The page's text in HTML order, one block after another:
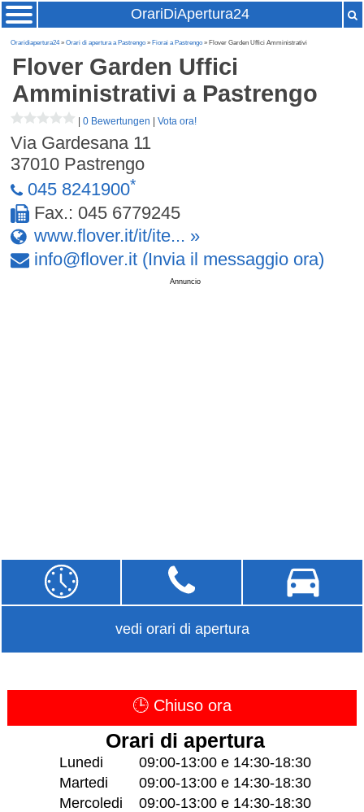
OrariDiApertura24
Oraridiapertura24»Orari di apertura a Pastrengo » Fiorai a Pastrengo » Flover Garden Uffici Amministrativi
Flover Garden Uffici
Amministrativi a Pastrengo
|0 Bewertungen |Vota ora!
Via Gardesana 11
37010 Pastrengo
045 8241900*
Fax.: 045 6779245
www.flover.it/it/ite... »
info@flover.it (Invia il messaggio ora)
Annuncio
vedi orari di apertura
🕒 Chiuso ora
Orari di apertura
Lunedi
09:00-13:00 e 14:30-18:30
Martedi
09:00-13:00 e 14:30-18:30
Mercoledi
09:00-13:00 e 14:30-18:30